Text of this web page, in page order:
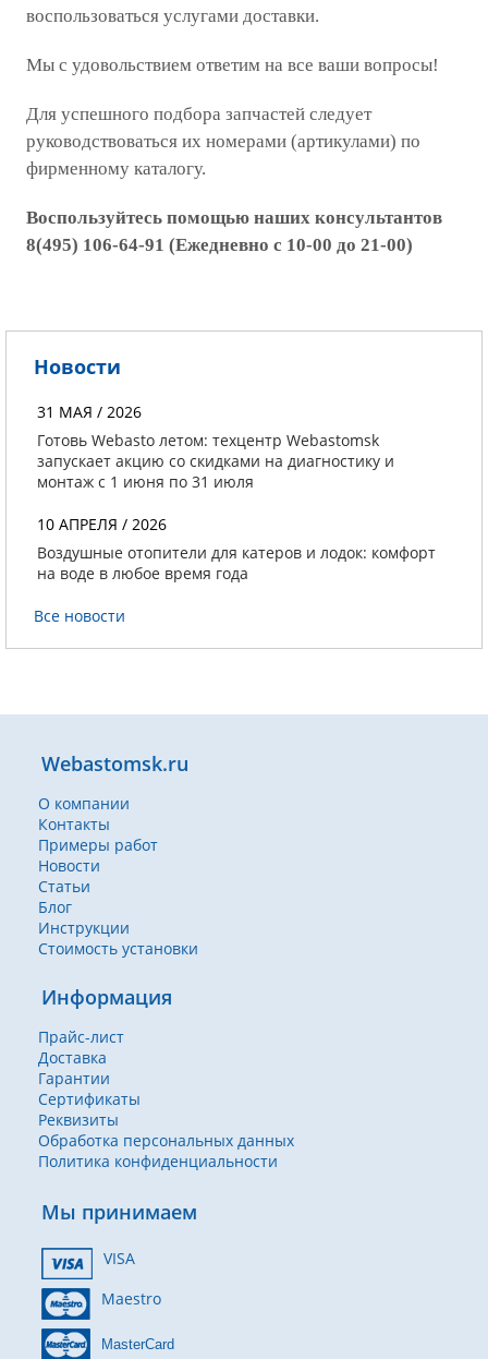
воспользоваться услугами доставки.
Мы с удовольствием ответим на все ваши вопросы!
Для успешного подбора запчастей следует
руководствоваться их номерами (артикулами) по
фирменному каталогу.
Воспользуйтесь помощью наших консультантов
8(495) 106-64-91 (Ежедневно с 10-00 до 21-00)
Новости
31 МАЯ / 2026
Готовь Webasto летом: техцентр Webastomsk
запускает акцию со скидками на диагностику и
монтаж с 1 июня по 31 июля
10 АПРЕЛЯ / 2026
Воздушные отопители для катеров и лодок: комфорт
на воде в любое время года
Все новости
Webastomsk.ru
О компании
Контакты
Примеры работ
Новости
Статьи
Блог
Инструкции
Стоимость установки
Информация
Прайс-лист
Доставка
Гарантии
Сертификаты
Реквизиты
Обработка персональных данных
Политика конфиденциальности
Мы принимаем
VISA
Maestro
MasterCard